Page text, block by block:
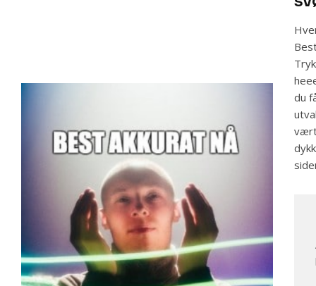
du
vært